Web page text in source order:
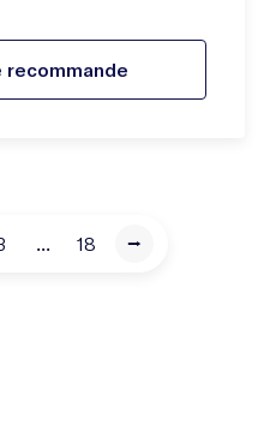
recommande
... 18 ⭢